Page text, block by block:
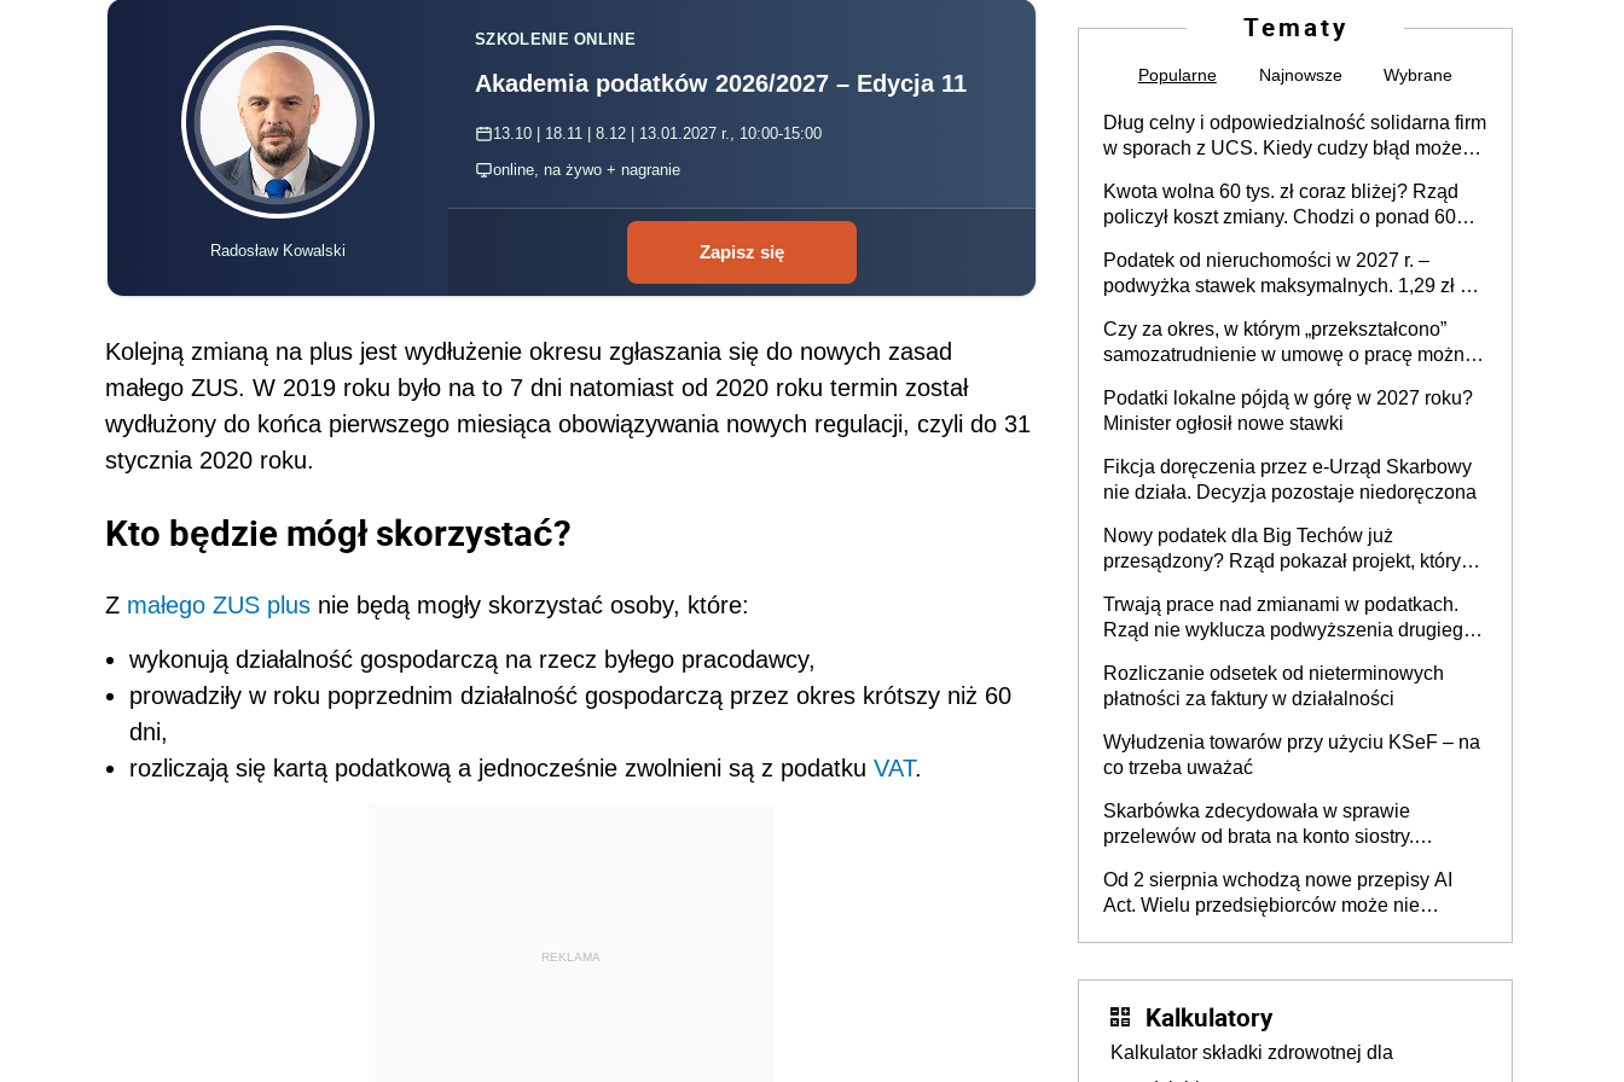
Radosław Kowalski
SZKOLENIE ONLINE
Akademia podatków 2026/2027 – Edycja 11
13.10 | 18.11 | 8.12 | 13.01.2027 r., 10:00-15:00
online, na żywo + nagranie
Zapisz się
Kolejną zmianą na plus jest wydłużenie okresu zgłaszania się do nowych zasad
małego ZUS. W 2019 roku było na to 7 dni natomiast od 2020 roku termin został
wydłużony do końca pierwszego miesiąca obowiązywania nowych regulacji, czyli do 31
stycznia 2020 roku.
Kto będzie mógł skorzystać?
Z małego ZUS plus nie będą mogły skorzystać osoby, które:
wykonują działalność gospodarczą na rzecz byłego pracodawcy,
prowadziły w roku poprzednim działalność gospodarczą przez okres krótszy niż 60
dni,
rozliczają się kartą podatkową a jednocześnie zwolnieni są z podatku VAT.
REKLAMA
Tematy
Popularne Najnowsze Wybrane
Dług celny i odpowiedzialność solidarna firm
w sporach z UCS. Kiedy cudzy błąd może
Kwota wolna 60 tys. zł coraz bliżej? Rząd
policzył koszt zmiany. Chodzi o ponad 60
Podatek od nieruchomości w 2027 r. –
podwyżka stawek maksymalnych. 1,29 zł za
budynków i lokali związanych z
prowadzeniem działalności gospodarczej
Czy za okres, w którym „przekształcono”
samozatrudnienie w umowę o pracę można
umowy cywilnoprawnej jedynym
racjonalnym wyjściem
Podatki lokalne pójdą w górę w 2027 roku?
Minister ogłosił nowe stawki
Fikcja doręczenia przez e-Urząd Skarbowy
nie działa. Decyzja pozostaje niedoręczona
Nowy podatek dla Big Techów już
przesądzony? Rząd pokazał projekt, który
Trwają prace nad zmianami w podatkach.
Rząd nie wyklucza podwyższenia drugiego
Rozliczanie odsetek od nieterminowych
płatności za faktury w działalności
Wyłudzenia towarów przy użyciu KSeF – na
co trzeba uważać
Skarbówka zdecydowała w sprawie
przelewów od brata na konto siostry.
darowizna, ale podatku jednak nie będzie
Od 2 sierpnia wchodzą nowe przepisy AI
Act. Wielu przedsiębiorców może nie
Kalkulatory
Kalkulator składki zdrowotnej dla